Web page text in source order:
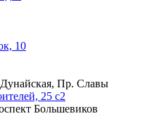
10
Пр. Славы
25 с2
Большевиков